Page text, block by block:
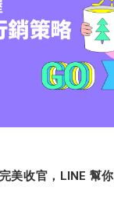
美收官，LINE 幫